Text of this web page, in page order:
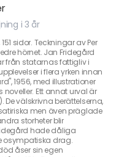
i 3 år
sidor. Teckningar av Per
hörnet. Jan Fridegård
från statarnas fattigliv i
i flera yrken innan
1956, med illustrationer
noveller. Ett annat urval är
De välskrivna berättelserna,
men även präglade
storheter blir
hade dåliga
osympatiska drag.
åser sin egen